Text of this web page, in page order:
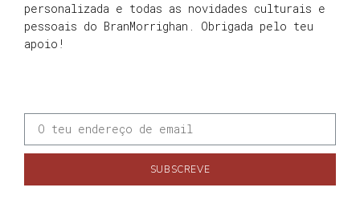
personalizada e todas as novidades culturais e
pessoais do BranMorrighan. Obrigada pelo teu
apoio!
SUBSCREVE